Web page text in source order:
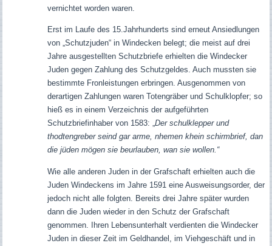
vernichtet worden waren.
Erst im Laufe des 15.Jahrhunderts sind erneut Ansiedlungen
von „Schutzjuden“ in Windecken belegt; die meist auf drei
Jahre ausgestellten Schutzbriefe erhielten die Windecker
Juden gegen Zahlung des Schutzgeldes. Auch mussten sie
bestimmte Fronleistungen erbringen. Ausgenommen von
derartigen Zahlungen waren Totengräber und Schulklopfer; so
hieß es in einem Verzeichnis der aufgeführten
Schutzbriefinhaber von 1583: „ Der schulklepper und
thodtengreber seind gar arme, nhemen khein schirmbrief, dan
die jüden mögen sie beurlauben, wan sie wollen.“
Wie alle anderen Juden in der Grafschaft erhielten auch die
Juden Windeckens im Jahre 1591 eine Ausweisungsorder, der
jedoch nicht alle folgten. Bereits drei Jahre später wurden
dann die Juden wieder in den Schutz der Grafschaft
genommen. Ihren Lebensunterhalt verdienten die Windecker
Juden in dieser Zeit im Geldhandel, im Viehgeschäft und in